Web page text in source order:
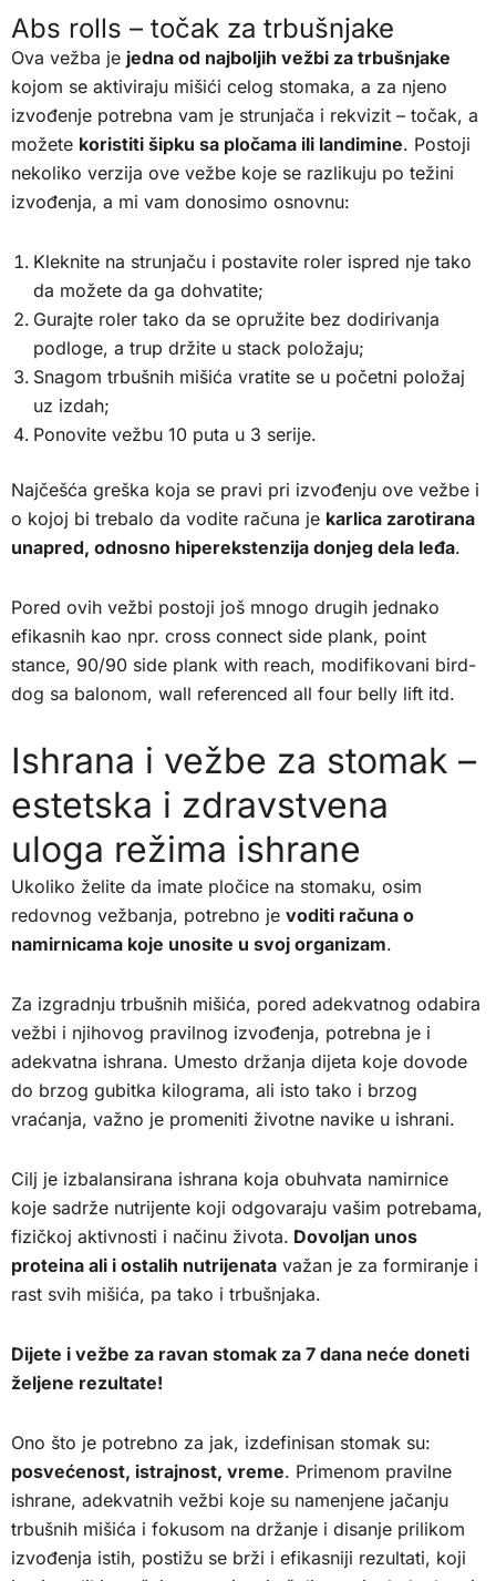
Abs rolls – točak za trbušnjake
Ova vežba je jedna od najboljih vežbi za trbušnjake
kojom se aktiviraju mišići celog stomaka, a za njeno
izvođenje potrebna vam je strunjača i rekvizit – točak, a
možete koristiti šipku sa pločama ili landimine. Postoji
nekoliko verzija ove vežbe koje se razlikuju po težini
izvođenja, a mi vam donosimo osnovnu:
Kleknite na strunjaču i postavite roler ispred nje tako
da možete da ga dohvatite;
Gurajte roler tako da se opružite bez dodirivanja
podloge, a trup držite u stack položaju;
Snagom trbušnih mišića vratite se u početni položaj
uz izdah;
Ponovite vežbu 10 puta u 3 serije.
Najčešća greška koja se pravi pri izvođenju ove vežbe i
o kojoj bi trebalo da vodite računa je karlica zarotirana
unapred, odnosno hiperekstenzija donjeg dela leđa.
Pored ovih vežbi postoji još mnogo drugih jednako
efikasnih kao npr. cross connect side plank, point
stance, 90/90 side plank with reach, modifikovani bird-
dog sa balonom, wall referenced all four belly lift itd.
Ishrana i vežbe za stomak –
estetska i zdravstvena
uloga režima ishrane
Ukoliko želite da imate pločice na stomaku, osim
redovnog vežbanja, potrebno je voditi računa o
namirnicama koje unosite u svoj organizam.
Za izgradnju trbušnih mišića, pored adekvatnog odabira
vežbi i njihovog pravilnog izvođenja, potrebna je i
adekvatna ishrana. Umesto držanja dijeta koje dovode
do brzog gubitka kilograma, ali isto tako i brzog
vraćanja, važno je promeniti životne navike u ishrani.
Cilj je izbalansirana ishrana koja obuhvata namirnice
koje sadrže nutrijente koji odgovaraju vašim potrebama,
fizičkoj aktivnosti i načinu života. Dovoljan unos
proteina ali i ostalih nutrijenata važan je za formiranje i
rast svih mišića, pa tako i trbušnjaka.
Dijete i vežbe za ravan stomak za 7 dana neće doneti
željene rezultate!
Ono što je potrebno za jak, izdefinisan stomak su:
posvećenost, istrajnost, vreme. Primenom pravilne
ishrane, adekvatnih vežbi koje su namenjene jačanju
trbušnih mišića i fokusom na držanje i disanje prilikom
izvođenja istih, postižu se brži i efikasniji rezultati, koji